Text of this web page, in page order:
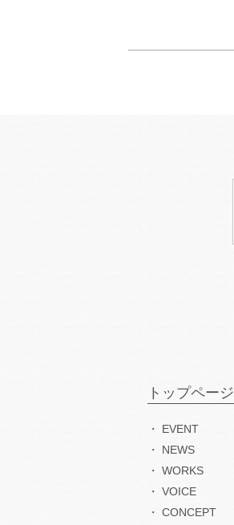
トップページ
EVENT
NEWS
WORKS
VOICE
CONCEPT